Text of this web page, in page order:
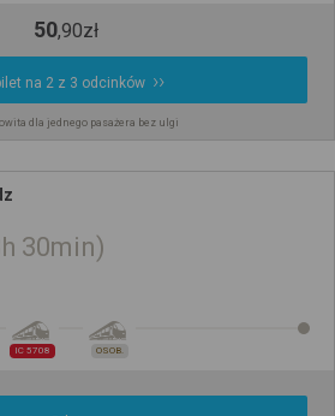
50,90zł
na 2 z 3 odcinków
dla jednego pasażera bez ulgi
30min
IC 5708 OSOB.